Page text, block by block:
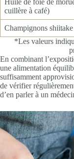
Huile de foie de
cuillère à café)
Champignons
*Les valeurs
En combinant
une alimentation
suffisamment
de vérifier
d’en parler à un